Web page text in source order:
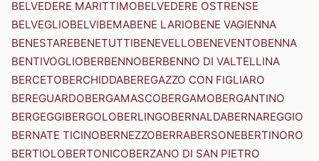
BELVEDERE MARITTIMOBELVEDERE OSTRENSE
BELVEGLIOBELVIBEMABENE LARIOBENE VAGIENNA
BENESTAREBENETUTTIBENEVELLOBENEVENTOBENNA
BENTIVOGLIOBERBENNOBERBENNO DI VALTELLINA
BERCETOBERCHIDDABEREGAZZO CON FIGLIARO
BEREGUARDOBERGAMASCOBERGAMOBERGANTINO
BERGEGGIBERGOLOBERLINGOBERNALDABERNAREGGIO
BERNATE TICINOBERNEZZOBERRABERSONEBERTINORO
BERTIOLOBERTONICOBERZANO DI SAN PIETRO